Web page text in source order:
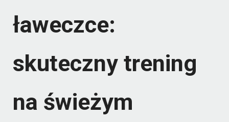
ławeczce:
skuteczny trening
na świeżym